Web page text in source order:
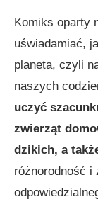
Komiks oparty
uświadamiać,
planeta, czyli
naszych
uczyć
zwierząt
dzikich, a
różnorodność i